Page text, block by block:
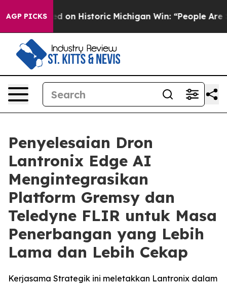
AGP PICKSon Historic Michigan Win: “People Are Sick
Penyelesaian Dron
Lantronix Edge AI
Mengintegrasikan
Platform Gremsy dan
Teledyne FLIR untuk Masa
Penerbangan yang Lebih
Lama dan Lebih Cekap
Kerjasama Strategik ini meletakkan Lantronix dalam